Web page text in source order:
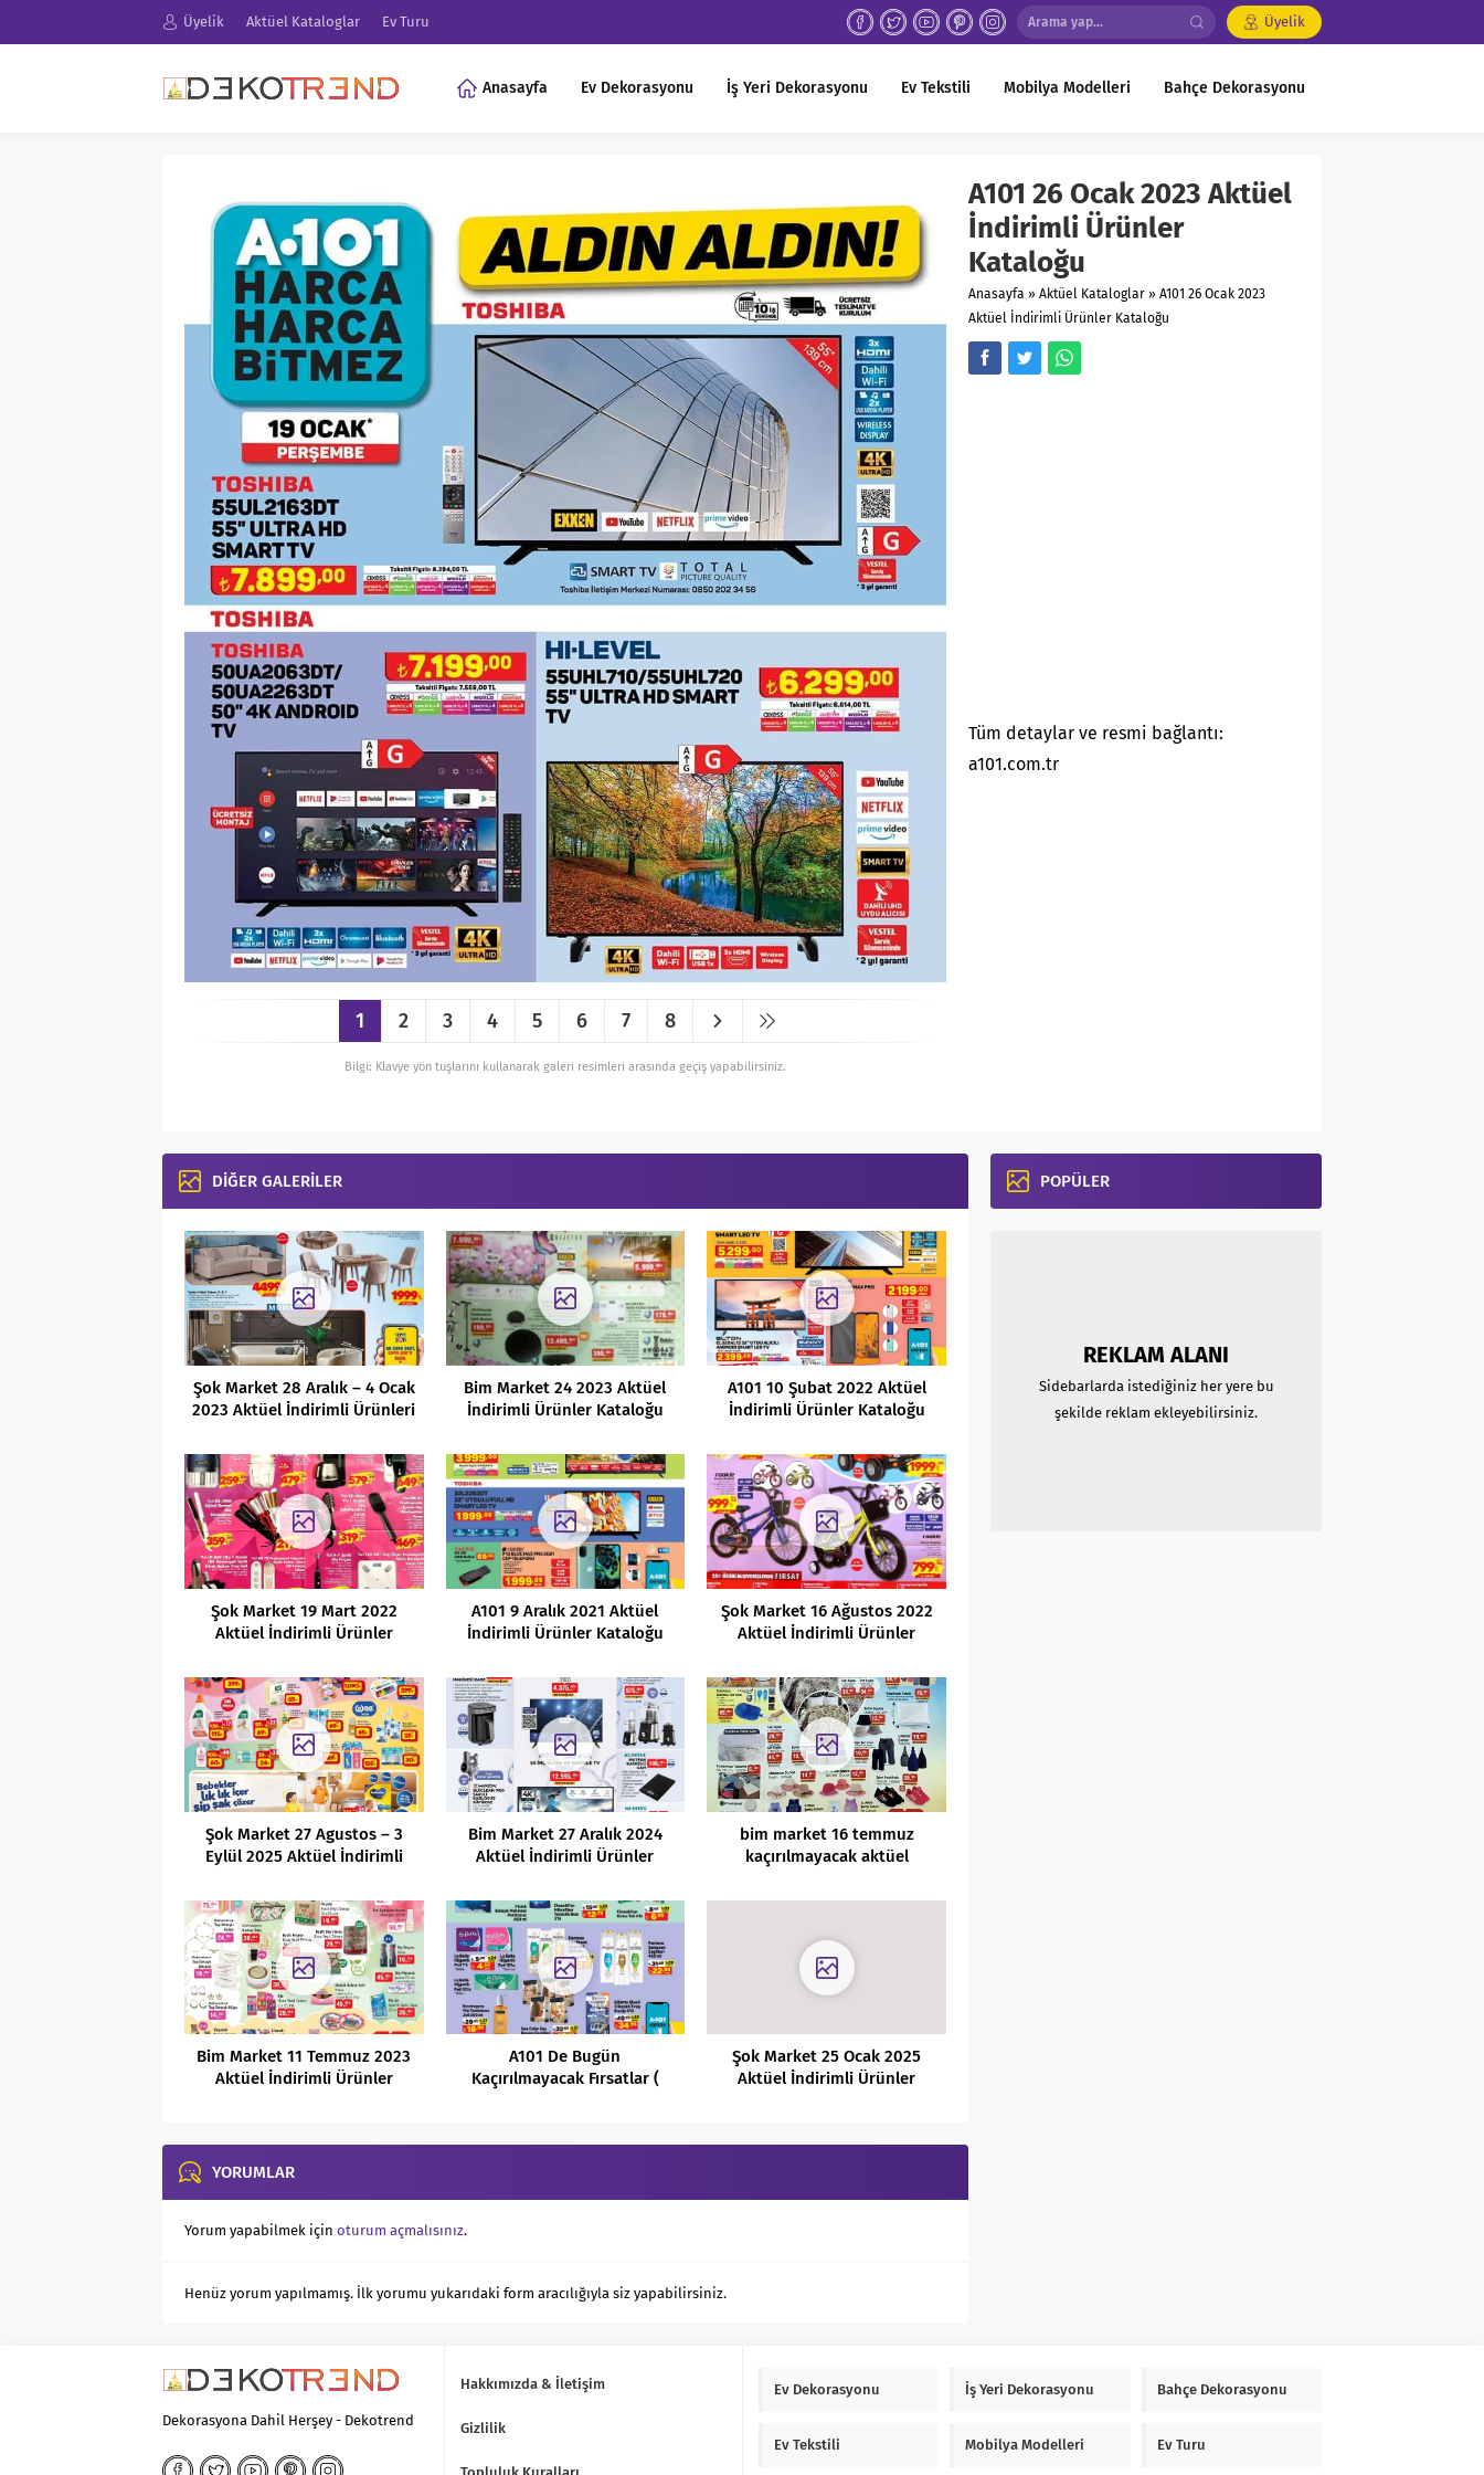
Üyelik Aktüel Kataloglar Ev Turu Üyelik
Anasayfa Ev Dekorasyonu İş Yeri Dekorasyonu Ev Tekstili Mobilya Modelleri Bahçe Dekorasyonu
1 2 3 4 5 6 7 8
Bilgi: Klavye yön tuşlarını kullanarak galeri resimleri arasında geçiş yapabilirsiniz.
A101 26 Ocak 2023 Aktüel
İndirimli Ürünler
Kataloğu
Anasayfa » Aktüel Kataloglar » A101 26 Ocak 2023
Aktüel İndirimli Ürünler Kataloğu
Tüm detaylar ve resmi bağlantı:
a101.com.tr
DİĞER GALERİLER
Şok Market 28 Aralık – 4 Ocak
2023 Aktüel İndirimli Ürünleri
Bim Market 24 2023 Aktüel
İndirimli Ürünler Kataloğu
A101 10 Şubat 2022 Aktüel
İndirimli Ürünler Kataloğu
Şok Market 19 Mart 2022
Aktüel İndirimli Ürünler
A101 9 Aralık 2021 Aktüel
İndirimli Ürünler Kataloğu
Şok Market 16 Ağustos 2022
Aktüel İndirimli Ürünler
Şok Market 27 Agustos – 3
Eylül 2025 Aktüel İndirimli
Bim Market 27 Aralık 2024
Aktüel İndirimli Ürünler
bim market 16 temmuz
kaçırılmayacak aktüel
Bim Market 11 Temmuz 2023
Aktüel İndirimli Ürünler
A101 De Bugün
Kaçırılmayacak Fırsatlar (
Şok Market 25 Ocak 2025
Aktüel İndirimli Ürünler
YORUMLAR
Yorum yapabilmek için oturum açmalısınız.
Henüz yorum yapılmamış. İlk yorumu yukarıdaki form aracılığıyla siz yapabilirsiniz.
POPÜLER
REKLAM ALANI
Sidebarlarda istediğiniz her yere bu
şekilde reklam ekleyebilirsiniz.
Dekorasyona Dahil Herşey - Dekotrend
Hakkımızda & İletişim
Gizlilik
Ev Dekorasyonu İş Yeri Dekorasyonu Bahçe Dekorasyonu
Ev Tekstili Mobilya Modelleri Ev Turu